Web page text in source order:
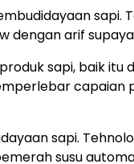
dengan arif
sapi, baik
capaian
sapi.
susu